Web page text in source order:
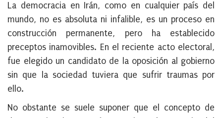
La democracia en Irán, como en cualquier país del
mundo, no es absoluta ni infalible, es un proceso en
construcción permanente, pero ha establecido
preceptos inamovibles. En el reciente acto electoral,
fue elegido un candidato de la oposición al gobierno
sin que la sociedad tuviera que sufrir traumas por
ello.
No obstante se suele suponer que el concepto de